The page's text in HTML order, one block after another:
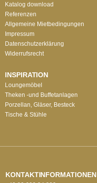
Katalog download
Referenzen
Allgemeine Mietbedingungen
Impressum
Datenschutzerklärung
Widerrufsrecht
INSPIRATION
Loungemöbel
Theken -und Buffetanlagen
Porzellan, Gläser, Besteck
Tische & Stühle
KONTAKTINFORMATIONEN